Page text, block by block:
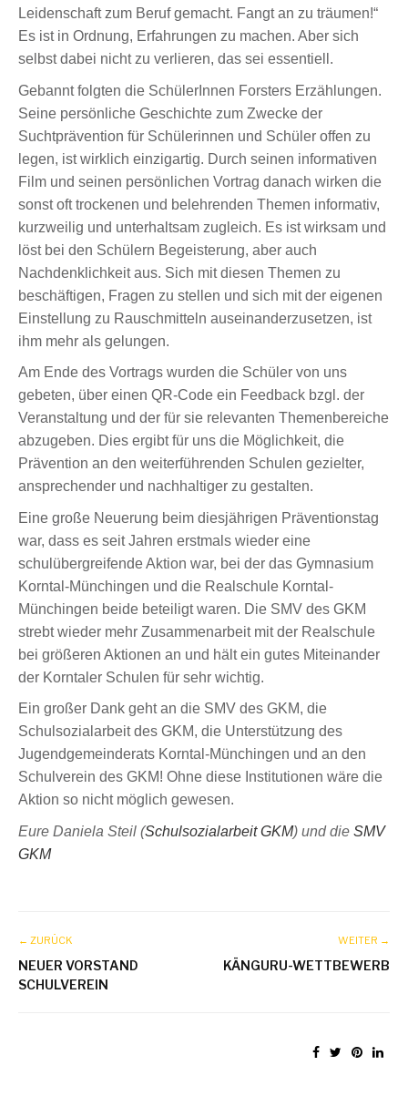
Leidenschaft zum Beruf gemacht. Fangt an zu träumen!“
Es ist in Ordnung, Erfahrungen zu machen. Aber sich
selbst dabei nicht zu verlieren, das sei essentiell.
Gebannt folgten die SchülerInnen Forsters Erzählungen.
Seine persönliche Geschichte zum Zwecke der
Suchtprävention für Schülerinnen und Schüler offen zu
legen, ist wirklich einzigartig. Durch seinen informativen
Film und seinen persönlichen Vortrag danach wirken die
sonst oft trockenen und belehrenden Themen informativ,
kurzweilig und unterhaltsam zugleich. Es ist wirksam und
löst bei den Schülern Begeisterung, aber auch
Nachdenklichkeit aus. Sich mit diesen Themen zu
beschäftigen, Fragen zu stellen und sich mit der eigenen
Einstellung zu Rauschmitteln auseinanderzusetzen, ist
ihm mehr als gelungen.
Am Ende des Vortrags wurden die Schüler von uns
gebeten, über einen QR-Code ein Feedback bzgl. der
Veranstaltung und der für sie relevanten Themenbereiche
abzugeben. Dies ergibt für uns die Möglichkeit, die
Prävention an den weiterführenden Schulen gezielter,
ansprechender und nachhaltiger zu gestalten.
Eine große Neuerung beim diesjährigen Präventionstag
war, dass es seit Jahren erstmals wieder eine
schulübergreifende Aktion war, bei der das Gymnasium
Korntal-Münchingen und die Realschule Korntal-
Münchingen beide beteiligt waren. Die SMV des GKM
strebt wieder mehr Zusammenarbeit mit der Realschule
bei größeren Aktionen an und hält ein gutes Miteinander
der Korntaler Schulen für sehr wichtig.
Ein großer Dank geht an die SMV des GKM, die
Schulsozialarbeit des GKM, die Unterstützung des
Jugendgemeinderats Korntal-Münchingen und an den
Schulverein des GKM! Ohne diese Institutionen wäre die
Aktion so nicht möglich gewesen.
Eure Daniela Steil (Schulsozialarbeit GKM) und die SMV
GKM
← ZURÜCK
NEUER VORSTAND
SCHULVEREIN
WEITER →
KÄNGURU-WETTBEWERB